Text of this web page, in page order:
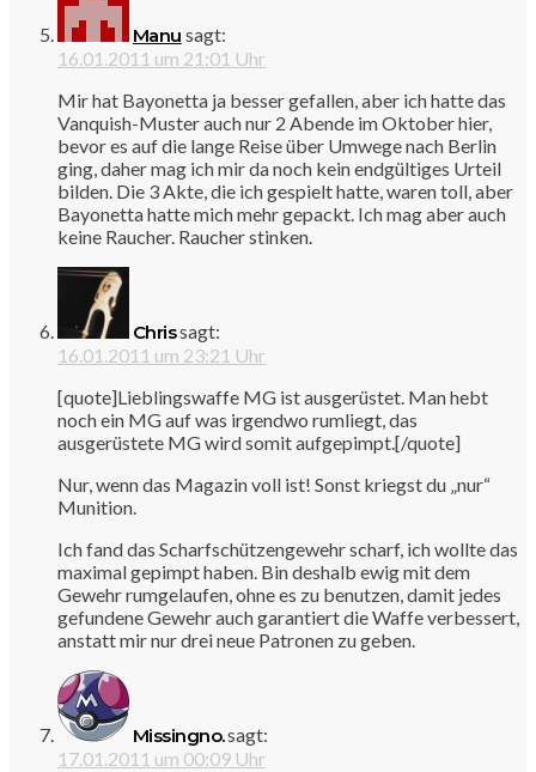
Manu sagt:
16.01.2011 um 21:01 Uhr
Mir hat Bayonetta ja besser gefallen, aber ich hatte das
Vanquish-Muster auch nur 2 Abende im Oktober hier,
bevor es auf die lange Reise über Umwege nach Berlin
ging, daher mag ich mir da noch kein endgültiges Urteil
bilden. Die 3 Akte, die ich gespielt hatte, waren toll, aber
Bayonetta hatte mich mehr gepackt. Ich mag aber auch
keine Raucher. Raucher stinken.
Chrissagt:
16.01.2011 um 23:21 Uhr
[quote]Lieblingswaffe MG ist ausgerüstet. Man hebt
noch ein MG auf was irgendwo rumliegt, das
ausgerüstete MG wird somit aufgepimpt.[/quote]
Nur, wenn das Magazin voll ist! Sonst kriegst du „nur“
Munition.
Ich fand das Scharfschützengewehr scharf, ich wollte das
maximal gepimpt haben. Bin deshalb ewig mit dem
Gewehr rumgelaufen, ohne es zu benutzen, damit jedes
gefundene Gewehr auch garantiert die Waffe verbessert,
anstatt mir nur drei neue Patronen zu geben.
Missingno.sagt:
17.01.2011 um 00:09 Uhr